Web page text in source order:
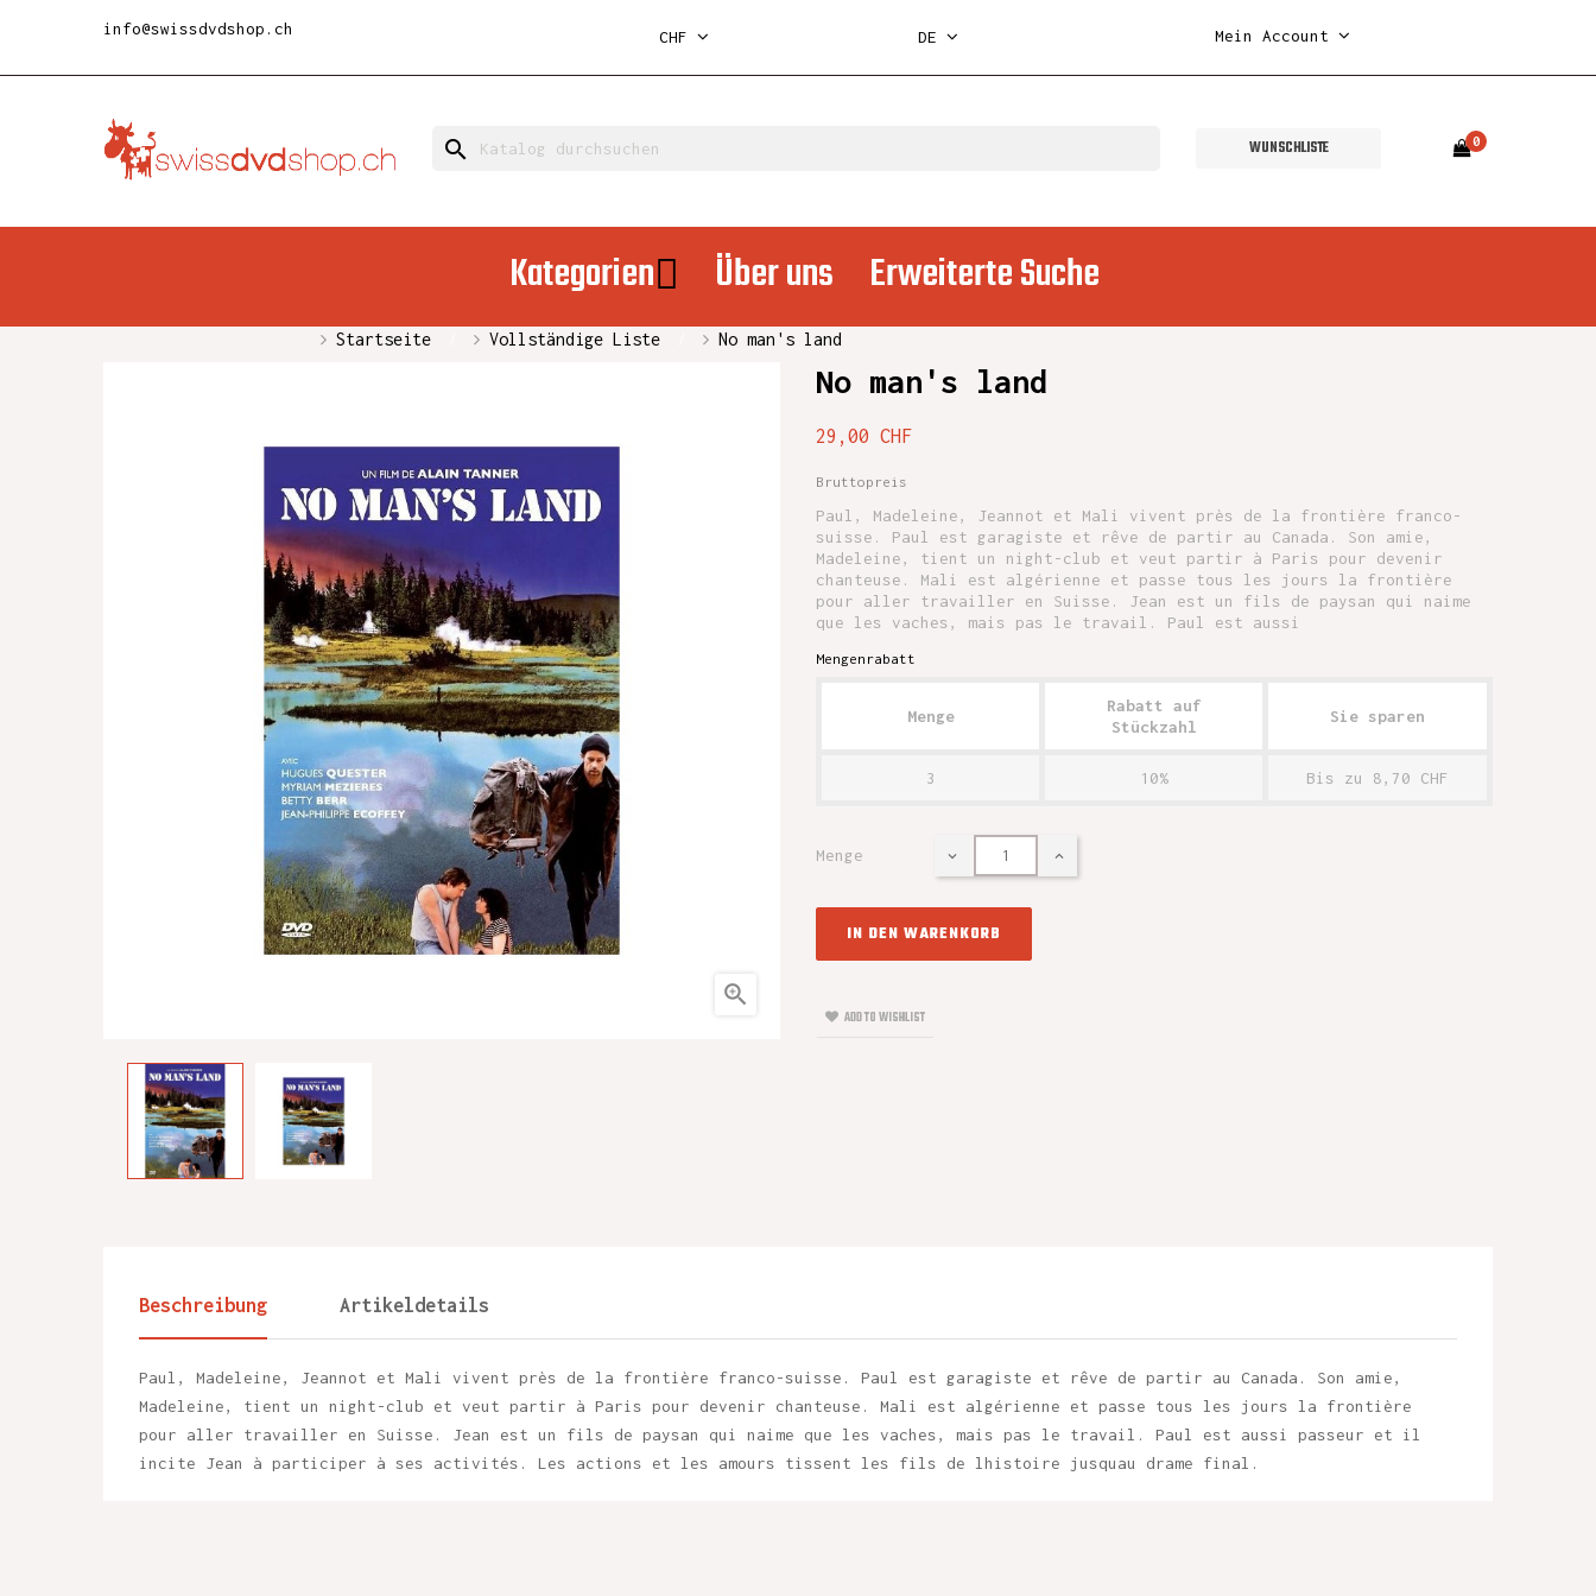
info@swissdvdshop.ch CHF DE Mein Account
search WUNSCHLISTE 0
Kategorien Über uns Erweiterte Suche
Startseite Vollständige Liste No man's land

No man's land
29,00 CHF
Bruttopreis
Paul, Madeleine, Jeannot et Mali vivent près de la frontière franco-
suisse. Paul est garagiste et rêve de partir au Canada. Son amie,
Madeleine, tient un night-club et veut partir à Paris pour devenir
chanteuse. Mali est algérienne et passe tous les jours la frontière
pour aller travailler en Suisse. Jean est un fils de paysan qui naime
que les vaches, mais pas le travail. Paul est aussi
Mengenrabatt
Menge
Rabatt auf
Stückzahl
Sie sparen
3 10% Bis zu 8,70 CHF
Menge
IN DEN WARENKORB
ADD TO WISHLIST
Beschreibung Artikeldetails
Paul, Madeleine, Jeannot et Mali vivent près de la frontière franco-suisse. Paul est garagiste et rêve de partir au Canada. Son amie,
Madeleine, tient un night-club et veut partir à Paris pour devenir chanteuse. Mali est algérienne et passe tous les jours la frontière
pour aller travailler en Suisse. Jean est un fils de paysan qui naime que les vaches, mais pas le travail. Paul est aussi passeur et il
incite Jean à participer à ses activités. Les actions et les amours tissent les fils de lhistoire jusquau drame final.